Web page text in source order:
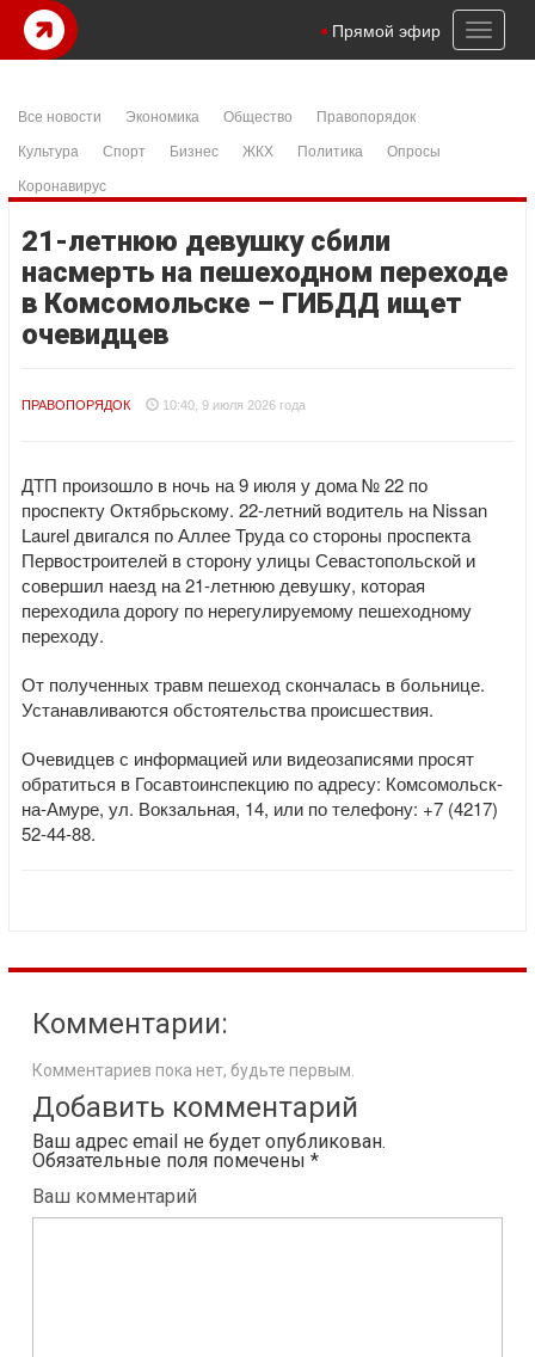
Toggle
Прямой эфир
Все новости Экономика Общество
Правопорядок
Культура
Спорт Бизнес ЖКХ Политика
Опросы
Коронавирус
21-летнюю девушку сбили
насмерть на пешеходном переходе
в Комсомольске – ГИБДД ищет
очевидцев
ПРАВОПОРЯДОК 10:40, 9 июля 2026 года
ДТП произошло в ночь на 9 июля у дома № 22 по
проспекту Октябрьскому. 22-летний водитель на Nissan
Laurel двигался по Аллее Труда со стороны проспекта
Первостроителей в сторону улицы Севастопольской и
совершил наезд на 21-летнюю девушку, которая
переходила дорогу по нерегулируемому пешеходному
переходу.
От полученных травм пешеход скончалась в больнице.
Устанавливаются обстоятельства происшествия.
Очевидцев с информацией или видеозаписями просят
обратиться в Госавтоинспекцию по адресу: Комсомольск-
на-Амуре, ул. Вокзальная, 14, или по телефону: +7 (4217)
52-44-88.
Комментарии:
Комментариев пока нет, будьте первым.
Добавить комментарий
Ваш адрес email не будет опубликован.
Обязательные поля помечены *
Ваш комментарий